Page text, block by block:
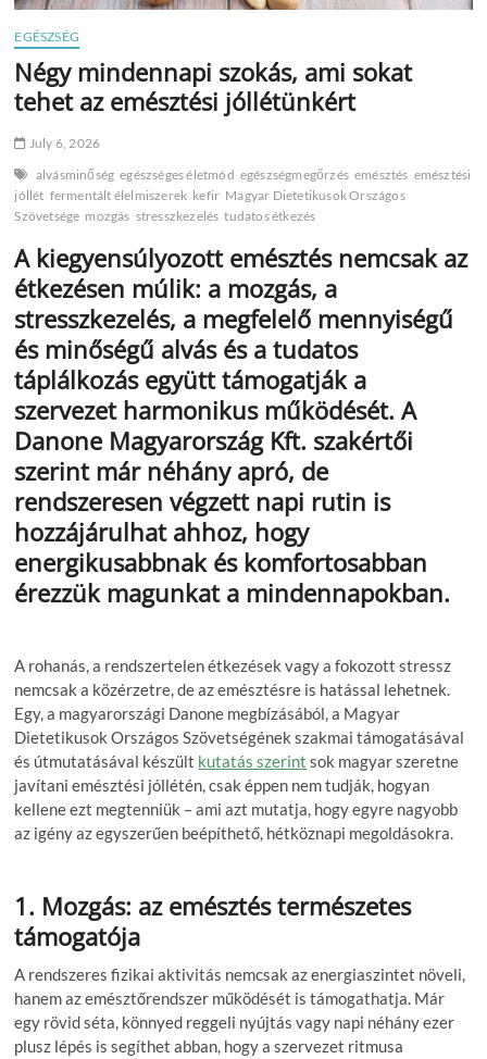
EGÉSZSÉG
Négy mindennapi szokás, ami sokat
tehet az emésztési jóllétünkért
July 6, 2026
alvásminőség egészséges életmód egészségmegőrzés emésztés emésztési
jóllét fermentált élelmiszerek kefir Magyar Dietetikusok Országos
Szövetsége mozgás stresszkezelés tudatos étkezés
A kiegyensúlyozott emésztés nemcsak az
étkezésen múlik: a mozgás, a
stresszkezelés, a megfelelő mennyiségű
és minőségű alvás és a tudatos
táplálkozás együtt támogatják a
szervezet harmonikus működését. A
Danone Magyarország Kft. szakértői
szerint már néhány apró, de
rendszeresen végzett napi rutin is
hozzájárulhat ahhoz, hogy
energikusabbnak és komfortosabban
érezzük magunkat a mindennapokban.
A rohanás, a rendszertelen étkezések vagy a fokozott stressz
nemcsak a közérzetre, de az emésztésre is hatással lehetnek.
Egy, a magyarországi Danone megbízásából, a Magyar
Dietetikusok Országos Szövetségének szakmai támogatásával
és útmutatásával készült kutatás szerint sok magyar szeretne
javítani emésztési jóllétén, csak éppen nem tudják, hogyan
kellene ezt megtenniük – ami azt mutatja, hogy egyre nagyobb
az igény az egyszerűen beépíthető, hétköznapi megoldásokra.
1. Mozgás: az emésztés természetes
támogatója
A rendszeres fizikai aktivitás nemcsak az energiaszintet növeli,
hanem az emésztőrendszer működését is támogathatja. Már
egy rövid séta, könnyed reggeli nyújtás vagy napi néhány ezer
plusz lépés is segíthet abban, hogy a szervezet ritmusa